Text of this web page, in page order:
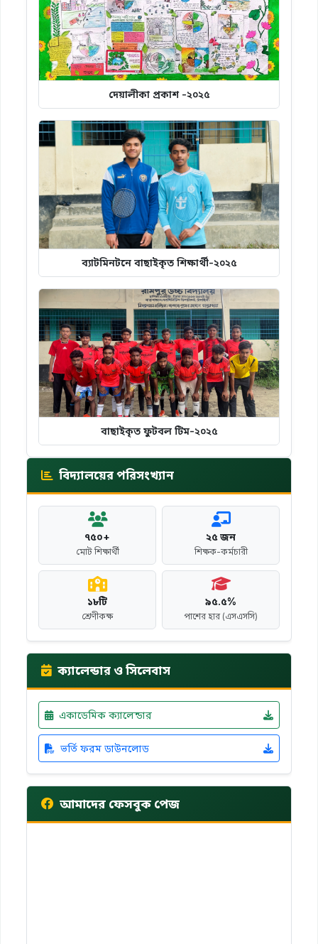
দেয়ালীকা প্রকাশ -২০২৫
ব্যাটমিনটনে বাছাইকৃত শিক্ষার্থী-২০২৫
বাছাইকৃত ফুটবল টিম-২০২৫
বিদ্যালয়ের পরিসংখ্যান
৭৫০+
মোট শিক্ষার্থী
২৫ জন
শিক্ষক-কর্মচারী
১৮টি
শ্রেণীকক্ষ
৯৫.৫%
পাশের হার (এসএসসি)
ক্যালেন্ডার ও সিলেবাস
একাডেমিক ক্যালেন্ডার
ভর্তি ফরম ডাউনলোড
আমাদের ফেসবুক পেজ